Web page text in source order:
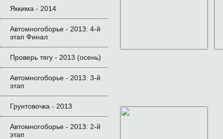
Яккима - 2014
Автомногоборье - 2013: 4-й
этап Финал
Проверь тягу - 2013 (осень)
Автомногоборье - 2013: 3-й
этап
Грунтовочка - 2013
Автомногоборье - 2013: 2-й
этап